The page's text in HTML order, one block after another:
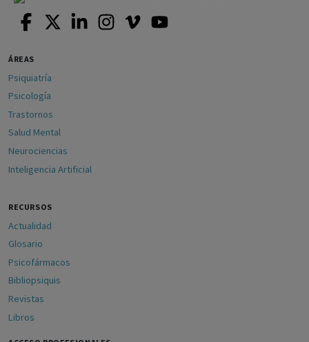
ÁREAS
Psiquiatría
Psicología
Trastornos
Salud Mental
Neurociencias
Inteligencia Artificial
RECURSOS
Actualidad
Glosario
Psicofármacos
Bibliopsiquis
Revistas
Libros